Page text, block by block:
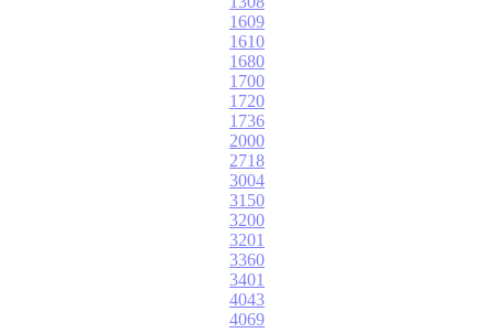
1609
1610
1680
1700
1720
1736
2000
2718
3004
3150
3200
3201
3360
3401
4043
4069